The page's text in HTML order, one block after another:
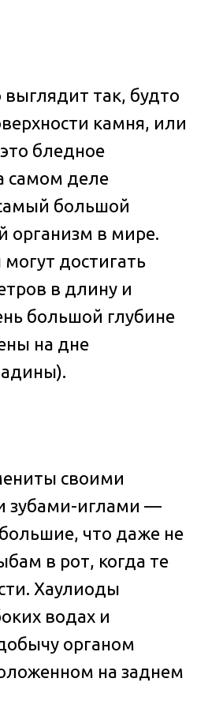
так, будто
камня, или
бледное
самом деле
большой
организм в мире.
достигать
в длину и
большой глубине
на дне
своими
зубами-иглами —
что даже не
в рот, когда те
Хаулиоды
водах и
органом
на заднем